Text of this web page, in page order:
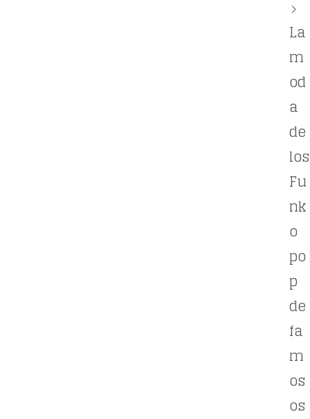
La
m
od
a
de
los
Fu
nk
o
po
p
de
fa
m
os
os